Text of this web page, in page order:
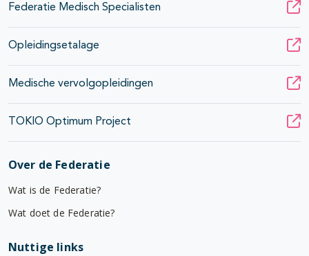
Federatie Medisch Specialisten
Opleidingsetalage
Medische vervolgopleidingen
TOKIO Optimum Project
Over de Federatie
Wat is de Federatie?
Wat doet de Federatie?
Nuttige links